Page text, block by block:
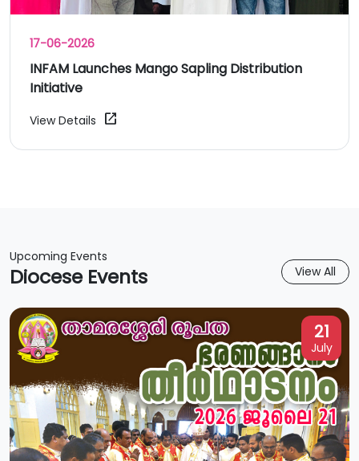
17-06-2026
INFAM Launches Mango Sapling Distribution
Initiative
View Details open_in_new
View All
Upcoming Events
Diocese Events
21
July